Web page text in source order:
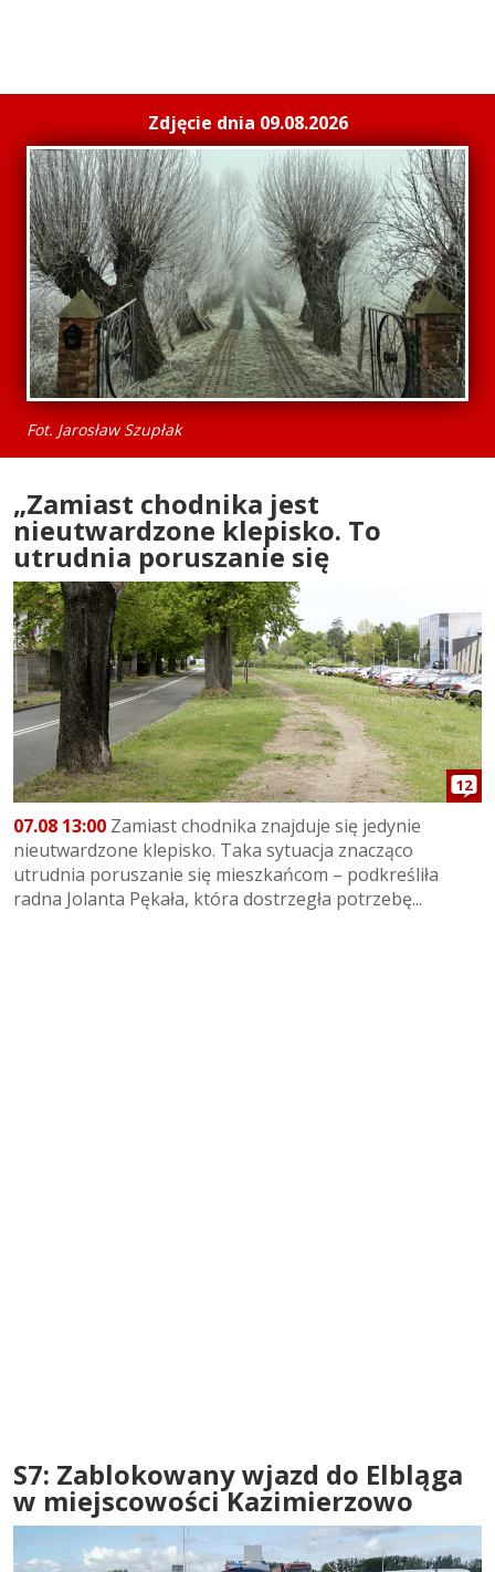
Zdjęcie dnia 09.08.2026
Fot. Jarosław Szupłak
„Zamiast chodnika jest
nieutwardzone klepisko. To
utrudnia poruszanie się
12
07.08 13:00 Zamiast chodnika znajduje się jedynie
nieutwardzone klepisko. Taka sytuacja znacząco
utrudnia poruszanie się mieszkańcom – podkreśliła
radna Jolanta Pękała, która dostrzegła potrzebę...
S7: Zablokowany wjazd do Elbląga
w miejscowości Kazimierzowo